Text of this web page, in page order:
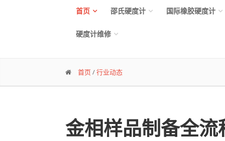
首页 邵氏硬度计 国际橡胶硬度计
硬度计维修
首页/行业动态
金相样品制备全流